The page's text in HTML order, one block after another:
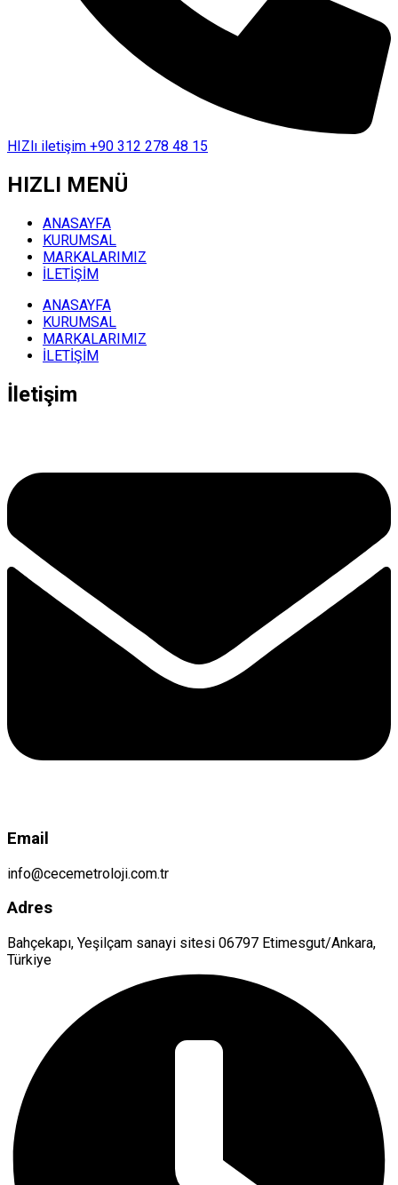
HIZlı iletişim +90 312 278 48 15
HIZLI MENÜ
ANASAYFA
KURUMSAL
MARKALARIMIZ
İLETİŞİM
ANASAYFA
KURUMSAL
MARKALARIMIZ
İLETİŞİM
İletişim
Email
info@cecemetroloji.com.tr
Adres
Bahçekapı, Yeşilçam sanayi sitesi 06797 Etimesgut/Ankara,
Türkiye